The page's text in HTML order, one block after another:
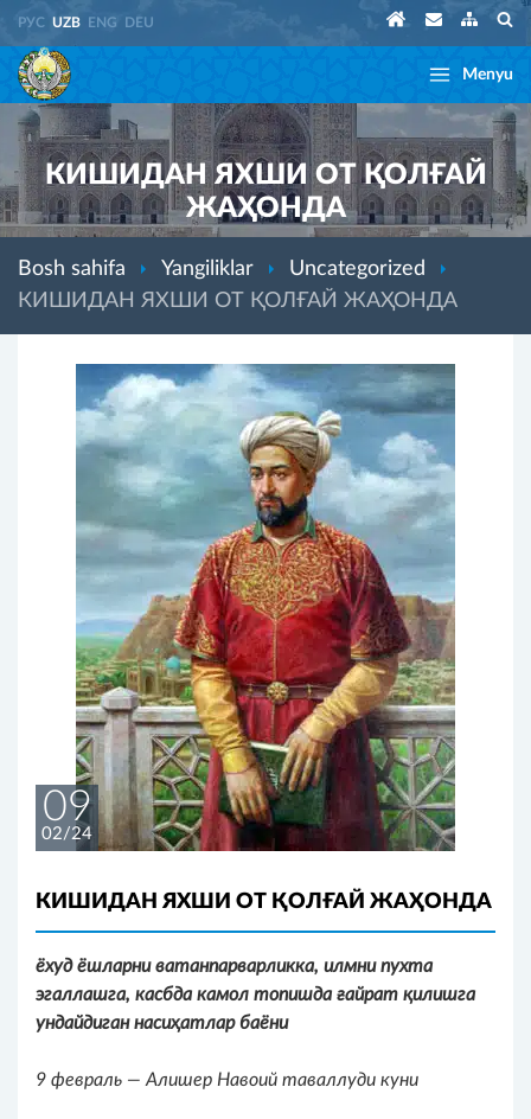
РУС UZB ENG DEU
Menyu
КИШИДАН ЯХШИ ОТ ҚОЛҒАЙ
ЖАҲОНДА
Bosh sahifa Yangiliklar
Uncategorized
КИШИДАН ЯХШИ ОТ ҚОЛҒАЙ ЖАҲОНДА
09
02/24
КИШИДАН ЯХШИ ОТ ҚОЛҒАЙ ЖАҲОНДА
ёхуд ёшларни ватанпарварликка, илмни пухта
эгаллашга, касбда камол топишда ғайрат қилишга
ундайдиган насиҳатлар баёни
9 февраль — Алишер Навоий таваллуди куни